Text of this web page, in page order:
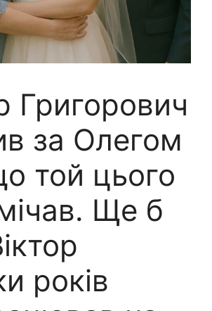
Григорович
за Олегом
той цього
Ще б
років